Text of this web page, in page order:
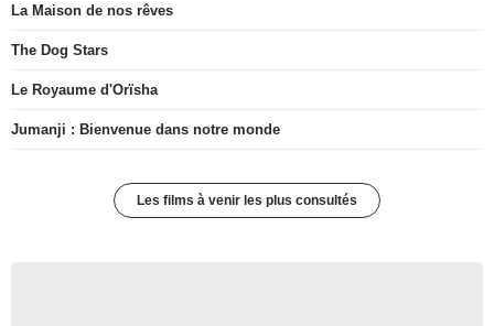
La Maison de nos rêves
The Dog Stars
Le Royaume d'Orïsha
Jumanji : Bienvenue dans notre monde
Les films à venir les plus consultés